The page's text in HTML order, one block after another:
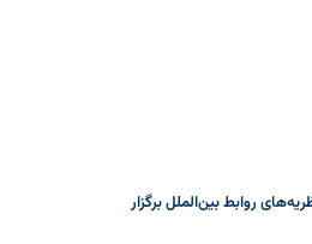
روابط بین‌الملل برگزار